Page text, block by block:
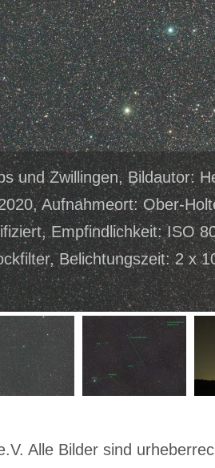
und Zwillingen, Bildautor:
Aufnahmeort: Ober-
Empfindlichkeit: ISO
Belichtungszeit: 2 x
Alle Bilder sind